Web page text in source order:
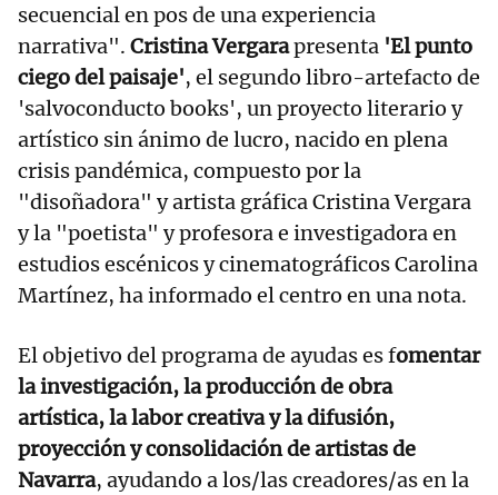
secuencial en pos de una experiencia
narrativa". Cristina Vergarapresenta 'El punto
ciego del paisaje', el segundo libro-artefacto de
'salvoconducto books', un proyecto literario y
artístico sin ánimo de lucro, nacido en plena
crisis pandémica, compuesto por la
"disoñadora" y artista gráfica Cristina Vergara
y la "poetista" y profesora e investigadora en
estudios escénicos y cinematográficos Carolina
Martínez, ha informado el centro en una nota.
El objetivo del programa de ayudas es fomentar
la investigación, la producción de obra
artística, la labor creativa y la difusión,
proyección y consolidación de artistas de
Navarra, ayudando a los/las creadores/as en la